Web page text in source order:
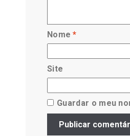
Nome*
Site
Guardar o meu